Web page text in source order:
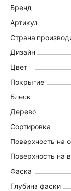
Бренд
Артикул
Страна
Дизайн
Цвет
Покрытие
Блеск
Дерево
Сортировка
Поверхность на
Поверхность на
Фаска
Глубина фаски